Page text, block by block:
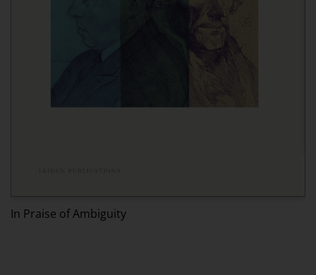
In Praise of Ambiguity